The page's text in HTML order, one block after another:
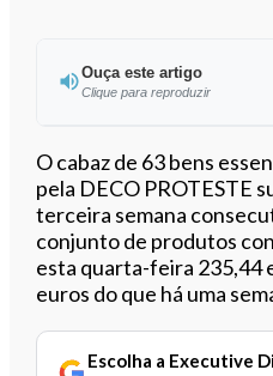
Ouça este artigo
Clique para reproduzir
Ouvir
O cabaz de 63 bens
pela DECO PROTESTE
terceira semana
conjunto de produtos
esta quarta-feira 235,44
euros do que há uma
Escolha a Executive